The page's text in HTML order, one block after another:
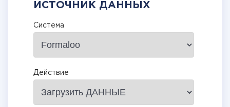
ИСТОЧНИК ДАННЫХ
Система
Действие